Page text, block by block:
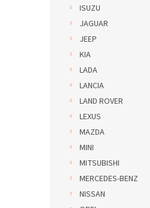
ISUZU
JAGUAR
JEEP
KIA
LADA
LANCIA
LAND ROVER
LEXUS
MAZDA
MINI
MITSUBISHI
MERCEDES-BENZ
NISSAN